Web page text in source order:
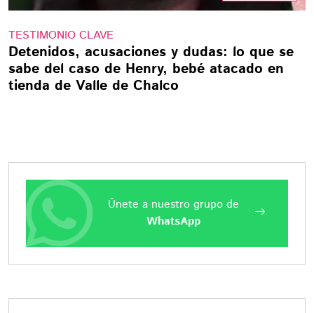
TESTIMONIO CLAVE
Detenidos, acusaciones y dudas: lo que se
sabe del caso de Henry, bebé atacado en
tienda de Valle de Chalco
Únete a nuestro grupo de
WhatsApp